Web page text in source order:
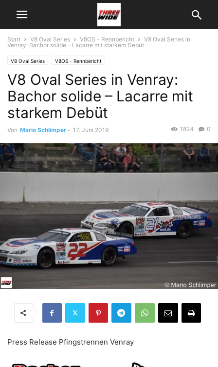
Start V8 Oval Series V8OS - Rennbericht
V8 Oval Series in
Venray: Bachor solide – Lacarre mit starkem Debüt
V8 Oval Series V8OS - Rennbericht
V8 Oval Series in Venray:
Bachor solide – Lacarre mit
starkem Debüt
Von Mario Schlimper - 17. Juni 2019 0
1824
Press Release Pfingstrennen Venray